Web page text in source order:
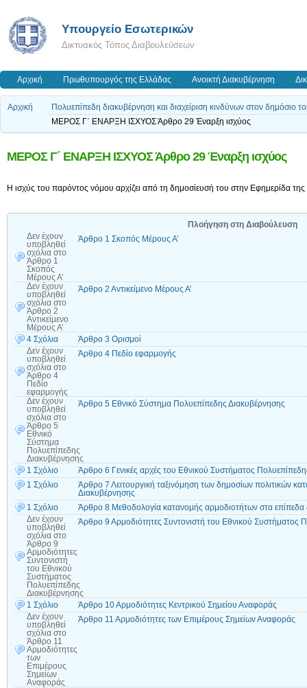
Υπουργείο Εσωτερικών
Δικτυακός Τόπος Διαβουλεύσεων
Αρχική Πρωθυπουργός της Ελλάδας Ανοικτή Διακυβέρνηση
Αρχική
Πολυεπίπεδη διακυβέρνηση και διαχείριση κινδύνων στον δημόσιο
ΜΕΡΟΣ Γ΄ ΕΝΑΡΞΗ ΙΣΧΥΟΣ Άρθρο 29 Έναρξη ισχύος
ΜΕΡΟΣ Γ΄ ΕΝΑΡΞΗ ΙΣΧΥΟΣ Άρθρο 29 Έναρξη ισχύος
Η ισχύς του παρόντος νόμου αρχίζει από τη δημοσίευσή του στην Εφημερίδα
Πλοήγηση στη Διαβούλευση
Δεν έχουν
υποβληθεί
σχόλια στο
Άρθρο 1
Σκοπός
Μέρους Α’
Άρθρο 1 Σκοπός Μέρους Α’
Δεν έχουν
υποβληθεί
σχόλια στο
Άρθρο 2
Αντικείμενο
Μέρους Α’
Άρθρο 2 Αντικείμενο Μέρους Α’
4 Σχόλια
Άρθρο 3 Ορισμοί
Δεν έχουν
υποβληθεί
σχόλια στο
Άρθρο 4
Πεδίο
εφαρμογής
Άρθρο 4 Πεδίο εφαρμογής
Δεν έχουν
υποβληθεί
σχόλια στο
Άρθρο 5
Εθνικό
Σύστημα
Πολυεπίπεδης
Διακυβέρνησης
Άρθρο 5 Εθνικό Σύστημα Πολυεπίπεδης Διακυβέρνησης
1 Σχόλιο
Άρθρο 6 Γενικές αρχές του Εθνικού Συστήματος
1 Σχόλιο
Άρθρο 7 Λειτουργική ταξινόμηση των δημοσίων πολιτικών
Διακυβέρνησης
1 Σχόλιο
Άρθρο 8 Μεθοδολογία κατανομής αρμοδιοτήτων στα επίπεδα
Δεν έχουν
υποβληθεί
σχόλια στο
Άρθρο 9
Αρμοδιότητες
Συντονιστή
του Εθνικού
Συστήματος
Πολυεπίπεδης
Διακυβέρνησης
Άρθρο 9 Αρμοδιότητες Συντονιστή του Εθνικού Συστήματος
1 Σχόλιο
Άρθρο 10 Αρμοδιότητες Κεντρικού Σημείου Αναφοράς
Δεν έχουν
υποβληθεί
σχόλια στο
Άρθρο 11
Αρμοδιότητες
των
Επιμέρους
Σημείων
Αναφοράς
Άρθρο 11 Αρμοδιότητες των Επιμέρους Σημείων Αναφοράς